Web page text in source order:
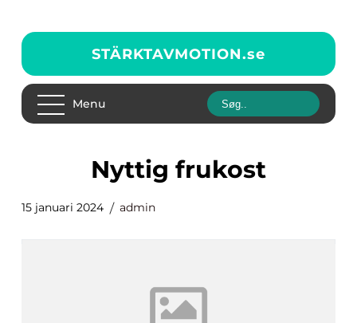
STÄRKTAVMOTION.se
Menu
nyttig frukost
15 januari 2024 admin